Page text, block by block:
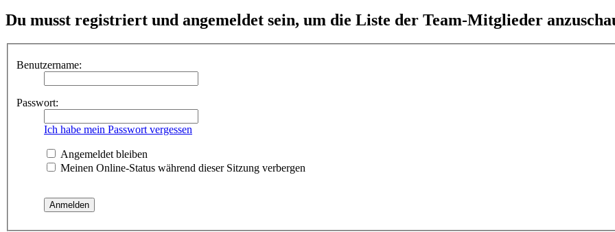
Du musst registriert und angemeldet sein, um die Liste der Team-Mitglieder
Benutzername:
Passwort:
Ich habe mein Passwort vergessen
Angemeldet bleiben
Meinen Online-Status während dieser Sitzung verbergen